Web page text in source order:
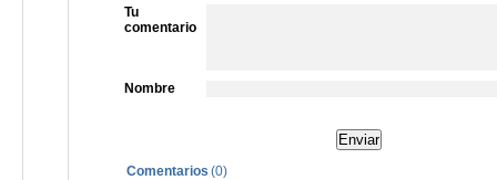
Tu
comentario
Nombre
Comentarios (0)